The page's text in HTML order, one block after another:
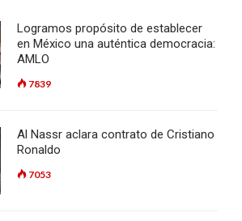
Logramos propósito de establecer
en México una auténtica democracia:
AMLO
7839
Al Nassr aclara contrato de Cristiano
Ronaldo
7053